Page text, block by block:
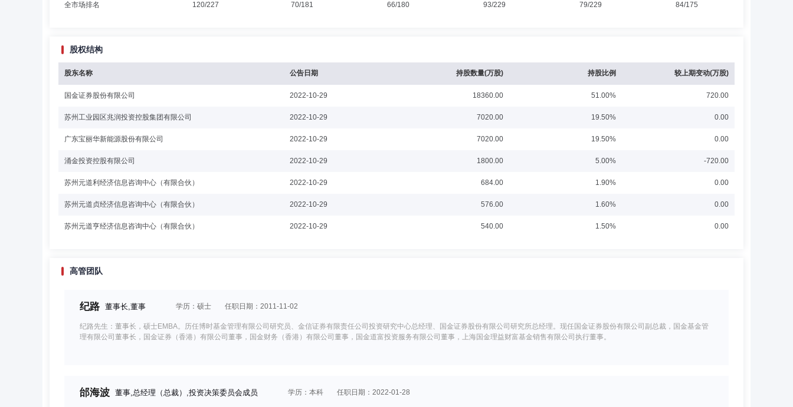
全市场排名 120/227 70/181 66/180 93/229 79/229 84/175
股权结构
股东名称 公告日期 持股数量(万股) 持股比例 较上期变动(万股)
国金证券股份有限公司 2022-10-29 18360.00 51.00% 720.00
苏州工业园区兆润投资控股集团有限公司 2022-10-29 7020.00 19.50% 0.00
广东宝丽华新能源股份有限公司 2022-10-29 7020.00 19.50% 0.00
涌金投资控股有限公司 2022-10-29 1800.00 5.00% -720.00
苏州元道利经济信息咨询中心（有限合伙） 2022-10-29 684.00 1.90% 0.00
苏州元道贞经济信息咨询中心（有限合伙） 2022-10-29 576.00 1.60% 0.00
苏州元道亨经济信息咨询中心（有限合伙） 2022-10-29 540.00 1.50% 0.00
高管团队
纪路 董事长,董事 学历：硕士 任职日期：2011-11-02
纪路先生：董事长，硕士EMBA。历任博时基金管理有限公司研究员、金信证券有限责任公司投资研究中心总经理、国金证券股份有限公司研究所总经理。现任国金证券股份有限公司副总裁，国金基金管
理有限公司董事长，国金证券（香港）有限公司董事，国金财务（香港）有限公司董事，国金道富投资服务有限公司董事，上海国金理益财富基金销售有限公司执行董事。
邰海波 董事,总经理（总裁）,投资决策委员会成员 学历：本科 任职日期：2022-01-28